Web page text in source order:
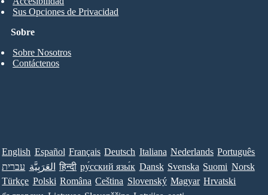
Sobre
Sobre Nosotros
Contáctenos
Sus Opciones de Privacidad
English Español Français Deutsch Italiana Nederlands Português
עברית العَرَبِيَّة हिन्दी ру́сский язы́к Dansk Svenska Suomi Norsk
Türkçe Polski Româna Ceština Slovenský Magyar Hrvatski